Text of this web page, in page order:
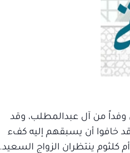
من آل عبدالمطلب، وقد
خافوا أن يسبقهم إليه كفء
كلثوم ينتظران الزواج السعيد.